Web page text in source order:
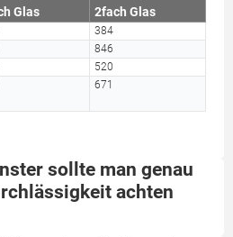
Glas
2fach Glas
384
846
520
671
sollte man genau
achten